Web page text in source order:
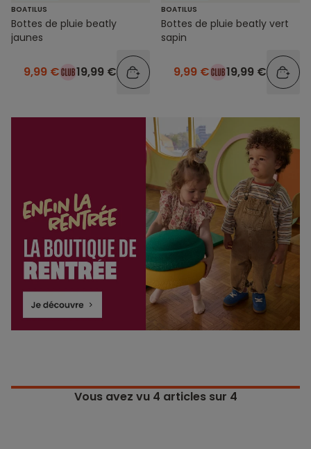
BOATILUS
Bottes de pluie beatly
jaunes
9,99 € 19,99 €
BOATILUS
Bottes de pluie beatly vert
sapin
9,99 € 19,99 €
Vous avez vu 4 articles sur 4